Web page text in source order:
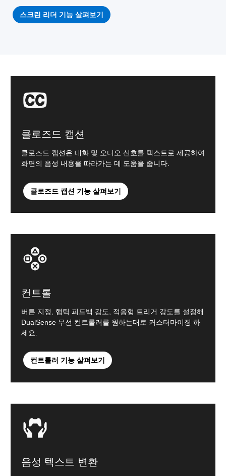
스크린 리더 기능 살펴보기
클로즈드 캡션
클로즈드 캡션은 대화 및 오디오 신호를 텍스트로 제공하여
화면의 음성 내용을 따라가는 데 도움을 줍니다.
클로즈드 캡션 기능 살펴보기
컨트롤
버튼 지정, 햅틱 피드백 강도, 적응형 트리거 강도를 설정해
DualSense 무선 컨트롤러를 원하는대로 커스터마이징 하
세요.
컨트롤러 기능 살펴보기
음성 텍스트 변환